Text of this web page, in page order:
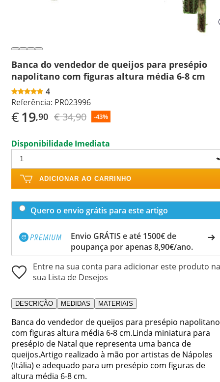
Banca do vendedor de queijos para presépio
napolitano com figuras altura média 6-8 cm
4
Referência: PR023996
€19,90 € 34,90 -43%
Disponibilidade Imediata
ADICIONAR AO CARRINHO
Quero o envio grátis para este artigo
Envio GRÁTIS e até 1500€ de
poupança por apenas 8,90€/ano.
Entre na sua conta para adicionar este produto na
sua Lista de Desejos
DESCRIÇÃO MEDIDAS MATERIAIS
Banca do vendedor de queijos para presépio napolitano
com figuras altura média 6-8 cm.Linda miniatura para
presépio de Natal que representa uma banca de
queijos.Artigo realizado à mão por artistas de Nápoles
(Itália) e adequado para um presépio com figuras de
altura média 6-8 cm.